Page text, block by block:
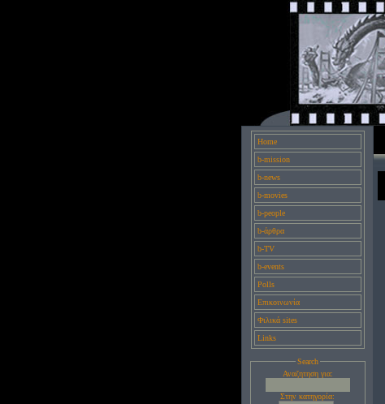
Home
b-mission
b-news
b-movies
b-people
b-άρθρα
b-TV
b-events
Polls
Επικοινωνία
Φιλικά sites
Links
Search
Αναζητηση για:
Στην κατηγορία: